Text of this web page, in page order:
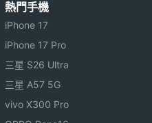
熱門手機
iPhone 17
iPhone 17 Pro
三星 S26 Ultra
三星 A57 5G
vivo X300 Pro